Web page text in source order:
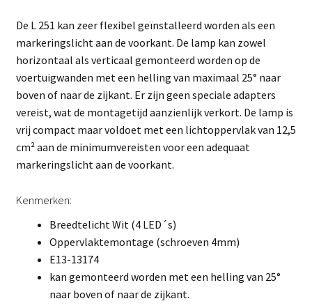
De L 251 kan zeer flexibel geïnstalleerd worden als een
markeringslicht aan de voorkant. De lamp kan zowel
horizontaal als verticaal gemonteerd worden op de
voertuigwanden met een helling van maximaal 25° naar
boven of naar de zijkant. Er zijn geen speciale adapters
vereist, wat de montagetijd aanzienlijk verkort. De lamp is
vrij compact maar voldoet met een lichtoppervlak van 12,5
cm² aan de minimumvereisten voor een adequaat
markeringslicht aan de voorkant.
Kenmerken:
Breedtelicht Wit (4 LED´s)
Oppervlaktemontage (schroeven 4mm)
E13-13174
kan gemonteerd worden met een helling van 25°
naar boven of naar de zijkant.